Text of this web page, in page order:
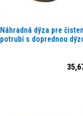
Náhradná dýza pre
potrubí s doprednou